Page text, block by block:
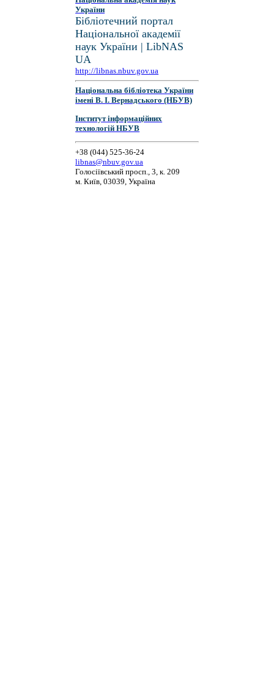
України
Бібліотечний портал
Національної академії
наук України | LibNAS
UA
http://libnas.nbuv.gov.ua
Національна бібліотека України
імені В. І. Вернадського (НБУВ)
Інститут інформаційних
технологій НБУВ
+38 (044) 525-36-24
libnas@nbuv.gov.ua
Голосіївський просп., 3, к. 209
м. Київ, 03039, Україна